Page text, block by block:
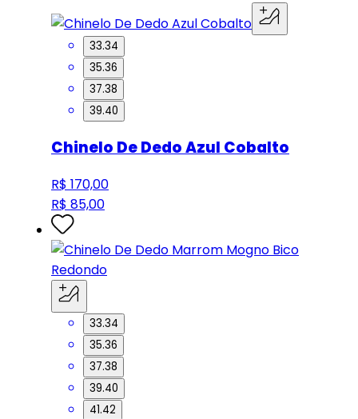
33.34
35.36
37.38
39.40
Chinelo De Dedo Azul Cobalto
R$ 170,00
R$ 85,00
33.34
35.36
37.38
39.40
41.42